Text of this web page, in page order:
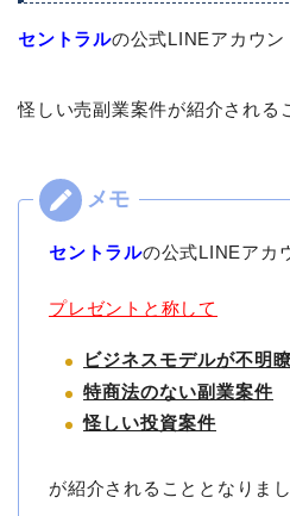
セントラルの公式LINEアカウン
怪しい売副業案件が紹介される
セントラルの公式LINEアカ
プレゼントと称して
ビジネスモデルが不明
特商法のない副業案件
怪しい投資案件
が紹介されることとなりまし